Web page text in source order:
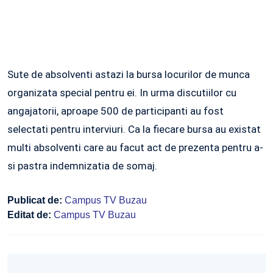
Sute de absolventi astazi la bursa locurilor de munca
organizata special pentru ei. In urma discutiilor cu
angajatorii, aproape 500 de participanti au fost
selectati pentru interviuri. Ca la fiecare bursa au existat
multi absolventi care au facut act de prezenta pentru a-
si pastra indemnizatia de somaj.
Publicat de: Campus TV Buzau
Editat de: Campus TV Buzau